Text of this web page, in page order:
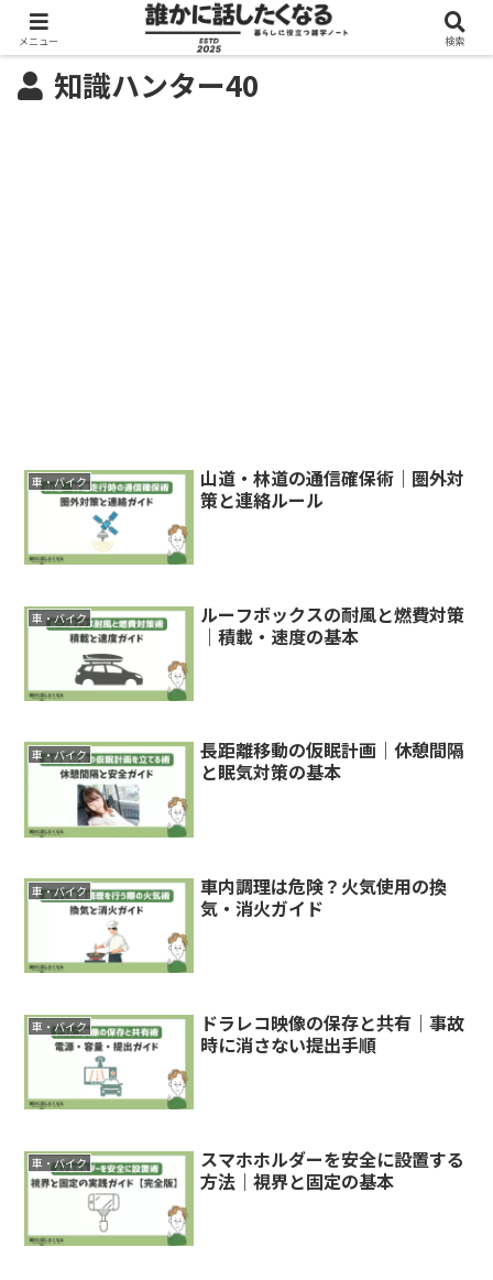
知識ハンター40
車・バイク
山道・林道の通信確保術｜圏外対
策と連絡ルール
車・バイク
ルーフボックスの耐風と燃費対策
｜積載・速度の基本
車・バイク
長距離移動の仮眠計画｜休憩間隔
と眠気対策の基本
車・バイク
車内調理は危険？火気使用の換
気・消火ガイド
車・バイク
ドラレコ映像の保存と共有｜事故
時に消さない提出手順
車・バイク
スマホホルダーを安全に設置する
方法｜視界と固定の基本
メニュー 検索